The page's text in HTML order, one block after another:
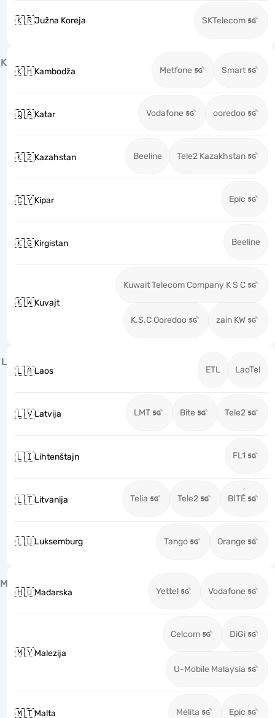
🇰🇷Južna Koreja SKTelecom
K
🇰🇭Kambodža Metfone Smart
🇶🇦Katar Vodafone ooredoo
🇰🇿Kazahstan Beeline Tele2 Kazakhstan
🇨🇾Kipar Epic
🇰🇬Kirgistan Beeline
🇰🇼Kuvajt
Kuwait Telecom Company K S C
K.S.C Ooredoo zain KW
L
🇱🇦Laos ETL LaoTel
🇱🇻Latvija LMT Bite Tele2
🇱🇮Lihtenštajn FL1
🇱🇹Litvanija Telia Tele2 BITĖ
🇱🇺Luksemburg Tango Orange
M
🇭🇺Mađarska Yettel Vodafone
🇲🇾Malezija
Celcom DiGi
U-Mobile Malaysia
🇲🇹Malta Melita Epic